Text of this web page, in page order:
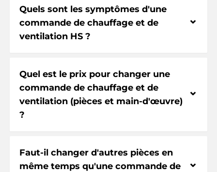
Quels sont les symptômes d'une
commande de chauffage et de
ventilation HS ?
⌃
Quel est le prix pour changer une
commande de chauffage et de
ventilation (pièces et main-d'œuvre)
?
⌃
Faut-il changer d'autres pièces en
même temps qu'une commande de
⌃